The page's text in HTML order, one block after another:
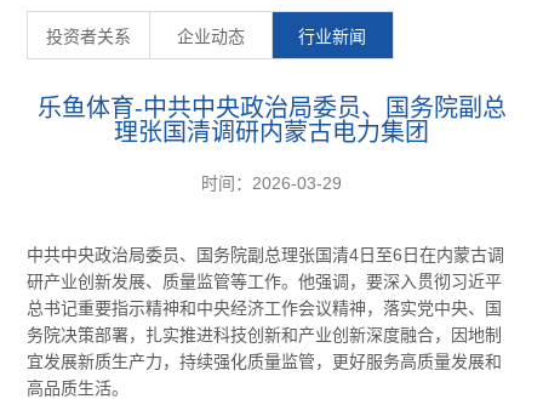
投资者关系 企业动态 行业新闻
乐鱼体育-中共中央政治局委员、国务院副总
理张国清调研内蒙古电力集团
时间：2026-03-29
中共中央政治局委员、国务院副总理张国清4日至6日在内蒙古调
研产业创新发展、质量监管等工作。他强调，要深入贯彻习近平
总书记重要指示精神和中央经济工作会议精神，落实党中央、国
务院决策部署，扎实推进科技创新和产业创新深度融合，因地制
宜发展新质生产力，持续强化质量监管，更好服务高质量发展和
高品质生活。